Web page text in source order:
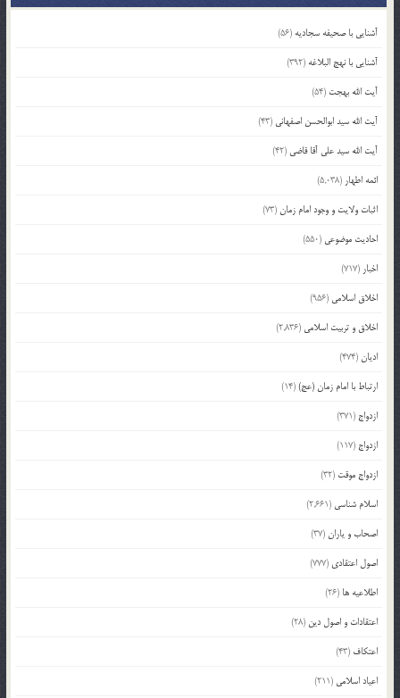
آشنایی با صحیفه سجادیه (56)
آشنایی با نهج البلاغه (392)
آیت الله بهجت (54)
آیت الله سید ابوالحسن اصفهانی (43)
آیت الله سید علی آقا قاضی (42)
ائمه اطهار (5,038)
اثبات ولایت و وجود امام زمان(73)
احادیث موضوعی (550)
اخبار (717)
اخلاق اسلامی (956)
اخلاق و تربیت اسلامی (2,836)
ادیان(474)
ارتباط با امام زمان (عج)(14)
ازدواج (371)
ازدواج (117)
ازدواج موقت (32)
اسلام شناسی (2,661)
اصحاب و یاران(37)
اصول اعتقادی (777)
اطلاعیه ها (26)
اعتقادات و اصول دین (28)
اعتکاف (43)
اعیاد اسلامی (211)